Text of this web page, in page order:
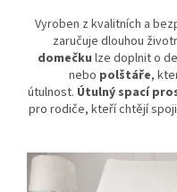
Vyroben z kvalitních a
zaručuje dlouhou
domečku lze doplnit o
nebo polštáře,
útulnost. Útulný spací
pro rodiče, kteří chtějí